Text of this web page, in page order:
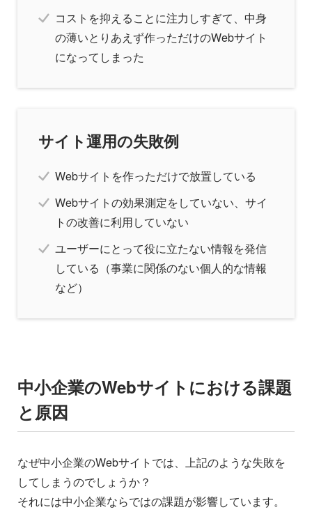
コストを抑えることに注力しすぎて、中身
の薄いとりあえず作っただけのWebサイト
になってしまった
サイト運用の失敗例
Webサイトを作っただけで放置している
Webサイトの効果測定をしていない、サイ
トの改善に利用していない
ユーザーにとって役に立たない情報を発信
している（事業に関係のない個人的な情報
など）
中小企業のWebサイトにおける課題
と原因
なぜ中小企業のWebサイトでは、上記のような失敗を
してしまうのでしょうか？
それには中小企業ならではの課題が影響しています。